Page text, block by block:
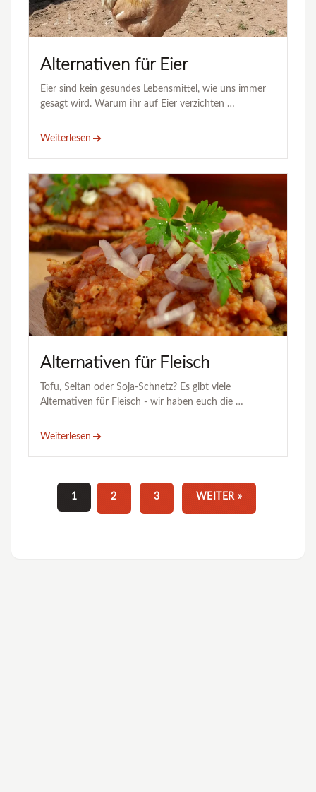
Alternativen für Eier
Eier sind kein gesundes Lebensmittel, wie uns immer
gesagt wird. Warum ihr auf Eier verzichten …
Weiterlesen
Alternativen für Fleisch
Tofu, Seitan oder Soja-Schnetz? Es gibt viele
Alternativen für Fleisch - wir haben euch die …
Weiterlesen
1 2 3 WEITER »